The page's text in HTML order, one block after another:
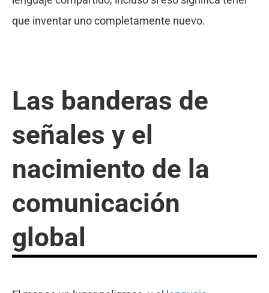
que inventar uno completamente nuevo.
Las banderas de
señales y el
nacimiento de la
comunicación
global